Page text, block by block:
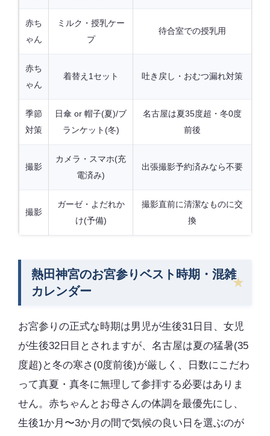
赤ち
ゃん
ミルク・授乳ケー
プ
待合室での授乳用
赤ち
ゃん
着替え1セット 吐き戻し・おむつ漏れ対策
季節
対策
日傘 or 帽子(夏)/ブ
ランケット(冬)
名古屋は夏35度超・冬0度
前後
撮影
カメラ・スマホ(充
電済み)
出張撮影予約済みなら不要
撮影
ガーゼ・よだれか
け(予備)
撮影直前に清潔なものに交
換
熱田神宮のお宮参りベスト時期・混雑
カレンダー
お宮参りの正式な時期は男児が生後31日目、女児
が生後32日目とされますが、名古屋は夏の猛暑(35
度超)と冬の寒さ(0度前後)が厳しく、日数にこだわ
って真夏・真冬に無理して参拝する必要はありま
せん。赤ちゃんとお母さんの体調を最優先にし、
生後1か月〜3か月の間で気候の良い日を選ぶのが